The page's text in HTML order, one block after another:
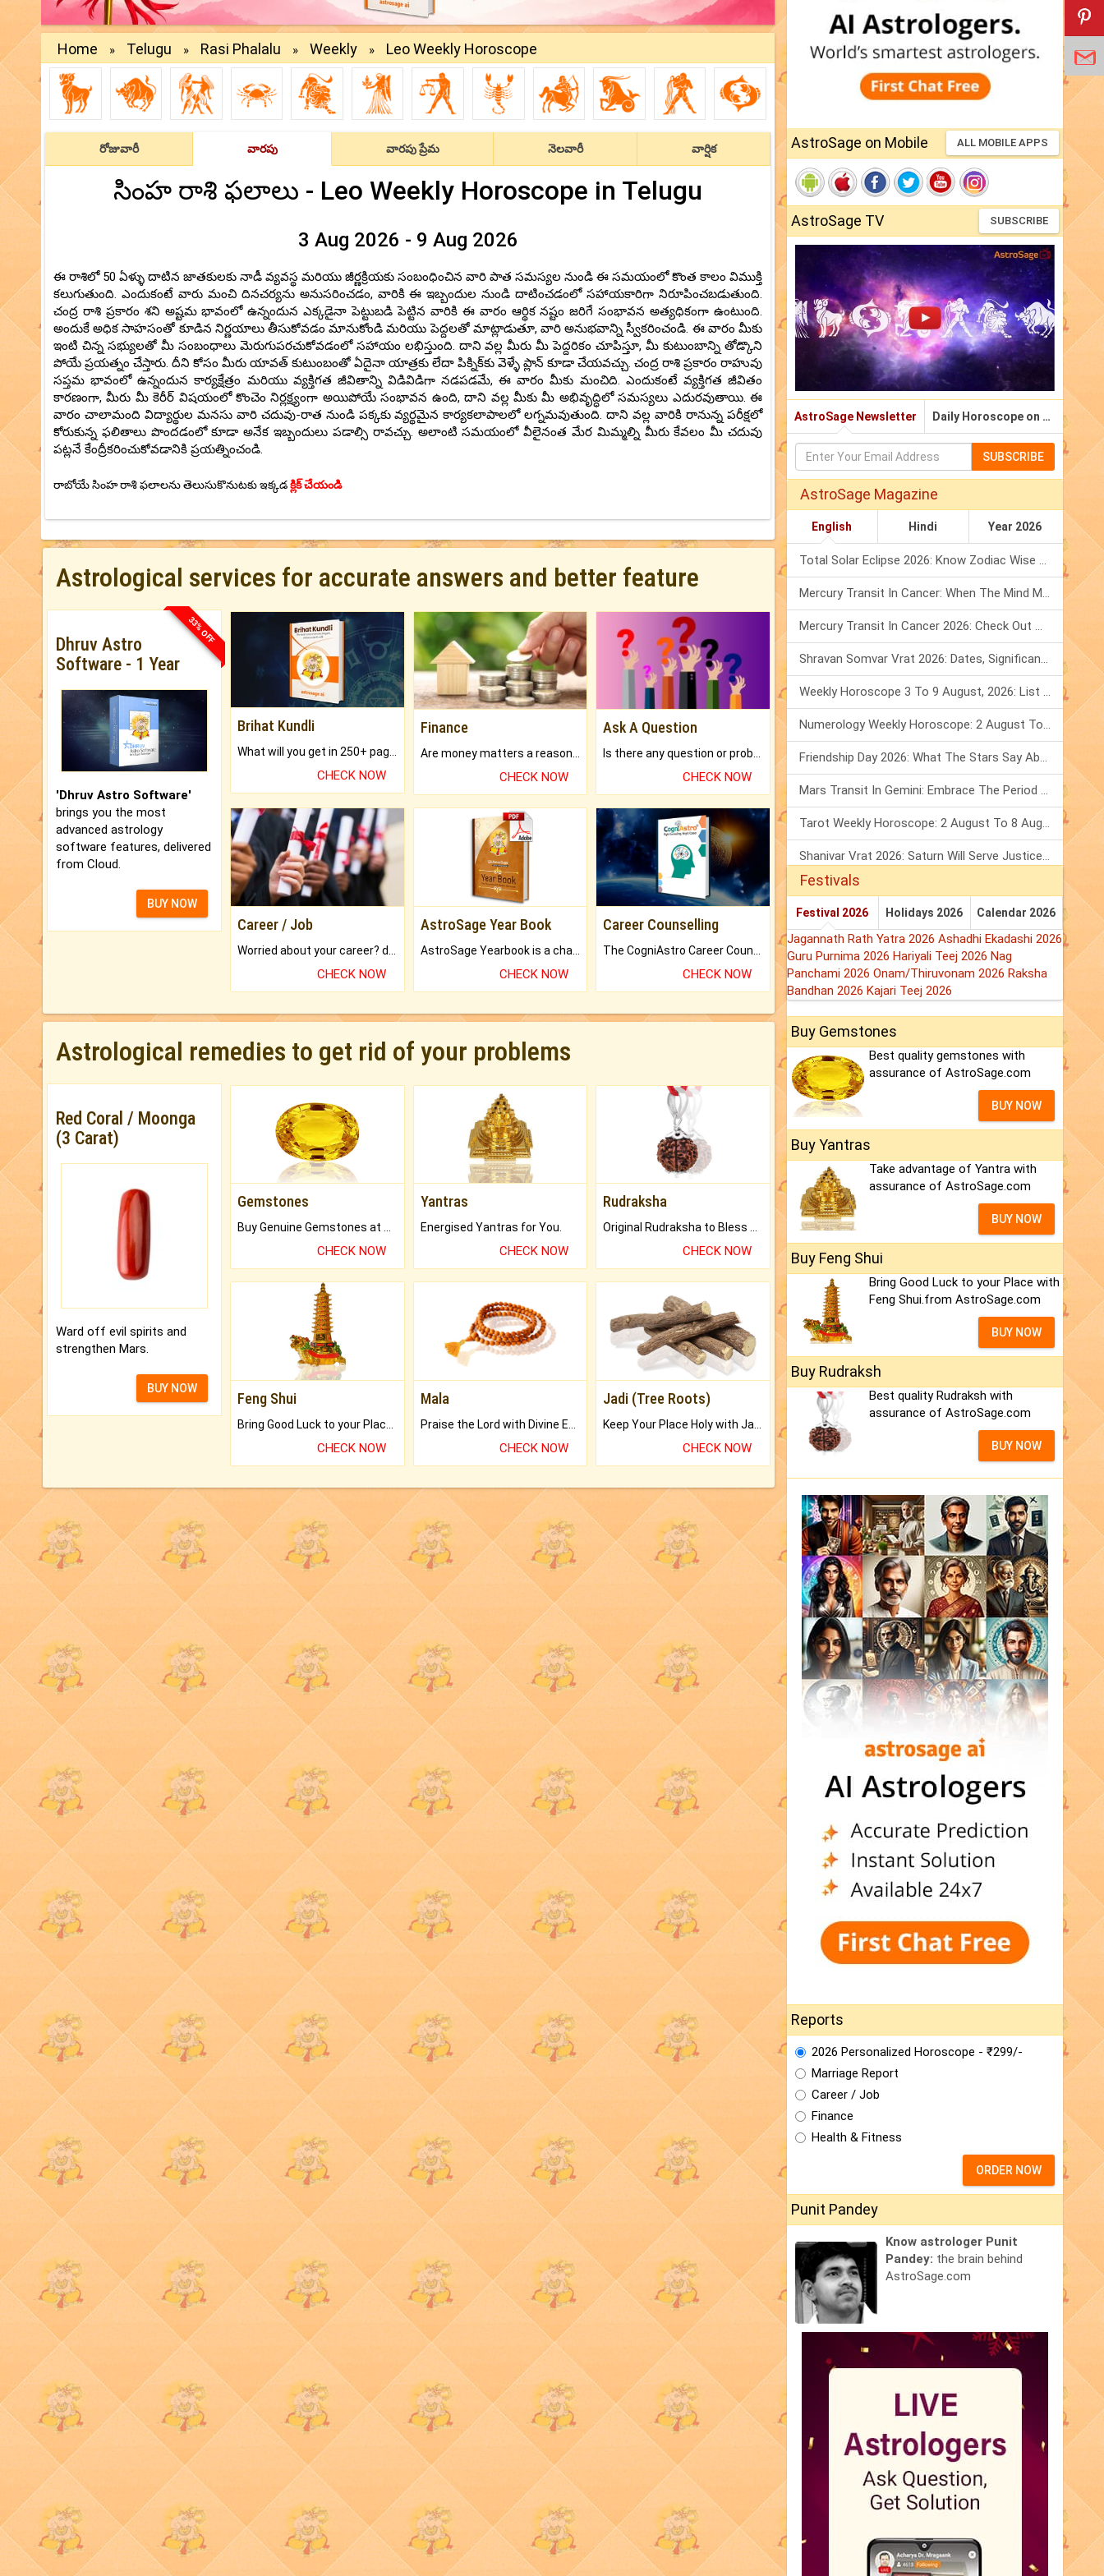
Home » Telugu » Rasi Phalalu » Weekly » Leo Weekly Horoscope
రోజువారీ వారపు వారపు ప్రేమ నెలవారీ వార్షిక
సింహ రాశి ఫలాలు - Leo Weekly Horoscope in Telugu
3 Aug 2026 - 9 Aug 2026
ఈ రాశిలో 50 ఏళ్ళు దాటిన జాతకులకు నాడీ వ్యవస్థ మరియు జీర్ణక్రియకు సంబంధించిన వారి పాత సమస్యల నుండి ఈ సమయంలో కొంత కాలం విముక్తి
కలుగుతుంది. ఎందుకంటే వారు మంచి దినచర్యను అనుసరించడం, వారికి ఈ ఇబ్బందుల నుండి దాటించడంలో సహాయకారిగా నిరూపించబడుతుంది.
చంద్ర రాశి ప్రకారం శని అష్టమ భావంలో ఉన్నందున ఎక్కడైనా పెట్టుబడి పెట్టిన వారికి ఈ వారం ఆర్థిక నష్టం జరిగే సంభావన అత్యధికంగా ఉంటుంది.
అందుకే అధిక సాహసంతో కూడిన నిర్ణయాలు తీసుకోవడం మానుకోండి మరియు పెద్దలతో మాట్లాడుతూ, వారి అనుభవాన్ని స్వీకరించండి. ఈ వారం మీకు
ఇంటి చిన్న సభ్యులతో మీ సంబంధాలు మెరుగుపరచుకోవడంలో సహాయం లభిస్తుంది. దాని వల్ల మీరు మీ పెద్దరికం చూపిస్తూ, మీ కుటుంబాన్ని తోడ్కొని
పోయే ప్రయత్నం చేస్తారు. దీని కోసం మీరు యావత్ కుటుంబంతో ఏదైనా యాత్రకు లేదా పిక్నిక్‌కు వెళ్ళే ప్లాన్ కూడా చేయవచ్చు. చంద్ర రాశి ప్రకారం రాహువు
సప్తమ భావంలో ఉన్నందున కార్యక్షేత్రం మరియు వ్యక్తిగత జీవితాన్ని విడివిడిగా నడపడమే, ఈ వారం మీకు మంచిది. ఎందుకంటే వ్యక్తిగత జీవితం
కారణంగా, మీరు మీ కెరీర్ విషయంలో కొంచెం నిర్లక్ష్యంగా అయిపోయే సంభావన ఉంది, దాని వల్ల మీకు మీ అభివృద్ధిలో సమస్యలు ఎదురవుతాయి. ఈ
వారం చాలామంది విద్యార్థుల మనసు వారి చదువు-రాత నుండి పక్కకు వ్యర్థమైన కార్యకలాపాలలో లగ్నమవుతుంది. దాని వల్ల వారికి రానున్న పరీక్షలో
కోరుకున్న ఫలితాలు పొందడంలో కూడా అనేక ఇబ్బందులు పడాల్సి రావచ్చు. అలాంటి సమయంలో వీలైనంత మేర మిమ్మల్ని మీరు కేవలం మీ చదువు
పట్లనే కేంద్రీకరించుకోవడానికి ప్రయత్నించండి.
రాబోయే సింహ రాశి ఫలాలను తెలుసుకొనుటకు ఇక్కడక్లిక్ చేయండి
Astrological services for accurate answers and better feature
33% OFF
Dhruv Astro
Software - 1 Year
'Dhruv Astro Software'
brings you the most
advanced astrology
software features, delivered
from Cloud.
BUY NOW
Brihat Kundli
CHECK NOW
Finance
CHECK NOW
Ask A Question
CHECK NOW
Career / Job
CHECK NOW
AstroSage Year Book
CHECK NOW
Career Counselling
CHECK NOW
Astrological remedies to get rid of your problems
Red Coral / Moonga
(3 Carat)
Ward off evil spirits and
strengthen Mars.
BUY NOW
Gemstones
Buy Genuine Gemstones at Best Prices.
CHECK NOW
Yantras
Energised Yantras for You.
CHECK NOW
Rudraksha
Original Rudraksha to Bless Your Way.
CHECK NOW
Feng Shui
CHECK NOW
Mala
CHECK NOW
Jadi (Tree Roots)
CHECK NOW
AstroSage on Mobile ALL MOBILE APPS
AstroSage TV SUBSCRIBE
AstroSage Newsletter Daily Horoscope on Email
SUBSCRIBE
AstroSage Magazine
English Hindi Year 2026
Total Solar Eclipse 2026: Know Zodiac Wise Prediction
Mercury Transit In Cancer: When The Mind Meets The Heart!
Mercury Transit In Cancer 2026: Check Out What It Brings For You
Shravan Somvar Vrat 2026: Dates, Significance & Rituals In August
Weekly Horoscope 3 To 9 August, 2026: List Of Fasts & Festivals
Numerology Weekly Horoscope: 2 August To 8 August, 2026
Friendship Day 2026: What The Stars Say About Your Best Friend!
Mars Transit In Gemini: Embrace The Period Full Of Energy & Intelligence
Tarot Weekly Horoscope: 2 August To 8 August, 2026
Shanivar Vrat 2026: Saturn Will Serve Justice In Sawan Month!
Festivals
Festival 2026 Holidays 2026 Calendar 2026
Jagannath Rath Yatra 2026 Ashadhi Ekadashi 2026
Guru Purnima 2026 Hariyali Teej 2026 Nag
Panchami 2026 Onam/Thiruvonam 2026 Raksha
Bandhan 2026 Kajari Teej 2026
Buy Gemstones
Best quality gemstones with
assurance of AstroSage.com
BUY NOW
Buy Yantras
Take advantage of Yantra with
assurance of AstroSage.com
BUY NOW
Buy Feng Shui
Bring Good Luck to your Place with
Feng Shui.from AstroSage.com
BUY NOW
Buy Rudraksh
Best quality Rudraksh with
assurance of AstroSage.com
BUY NOW
Reports
2026 Personalized Horoscope - ₹299/-
Marriage Report
Career / Job
Finance
Health & Fitness
ORDER NOW
Punit Pandey
Know astrologer Punit
Pandey: the brain behind
AstroSage.com